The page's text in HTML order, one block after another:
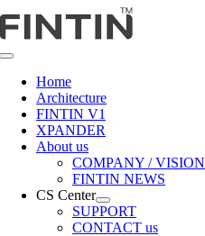
콘
텐
츠
Toggle
NavigationHome
Architecture
FINTIN V1
XPANDER
About us
COMPANY / VISION
FINTIN NEWS
CS Center
SUPPORT
CONTACT us